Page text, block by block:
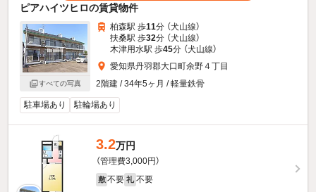
ピアハイツヒロの賃貸物件
すべての写真
柏森駅 歩11分 （犬山線）
扶桑駅 歩32分 （犬山線）
木津用水駅 歩45分 （犬山線）
愛知県丹羽郡大口町余野４丁目
2階建 / 34年5ヶ月 / 軽量鉄骨
駐車場あり 駐輪場あり
3.2万円
（管理費3,000円）
敷 不要 礼 不要